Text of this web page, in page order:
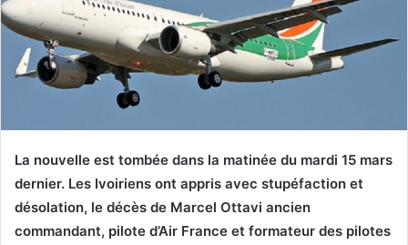
La nouvelle est tombée dans la matinée du mardi 15 mars
dernier. Les Ivoiriens ont appris avec stupéfaction et
désolation, le décès de Marcel Ottavi ancien
commandant, pilote d’Air France et formateur des pilotes